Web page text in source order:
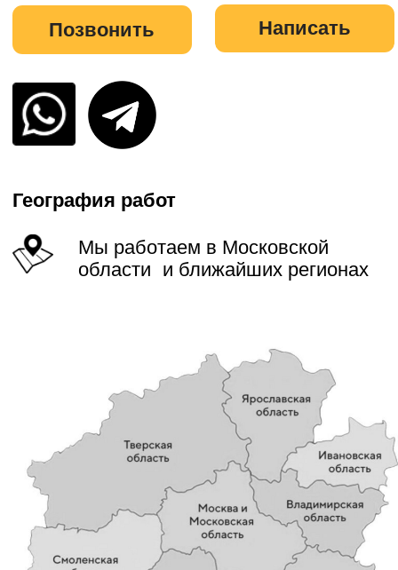
Подача спецтехники день
в день
Без наценок в выходные
и праздники
Узнайте стоимость услуги
с точностью до 95% по телефону
Ваше имя